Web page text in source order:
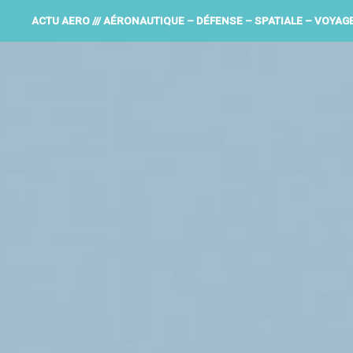
ACTU AERO /// AÉRONAUTIQUE – DÉFENSE – SPATIALE –